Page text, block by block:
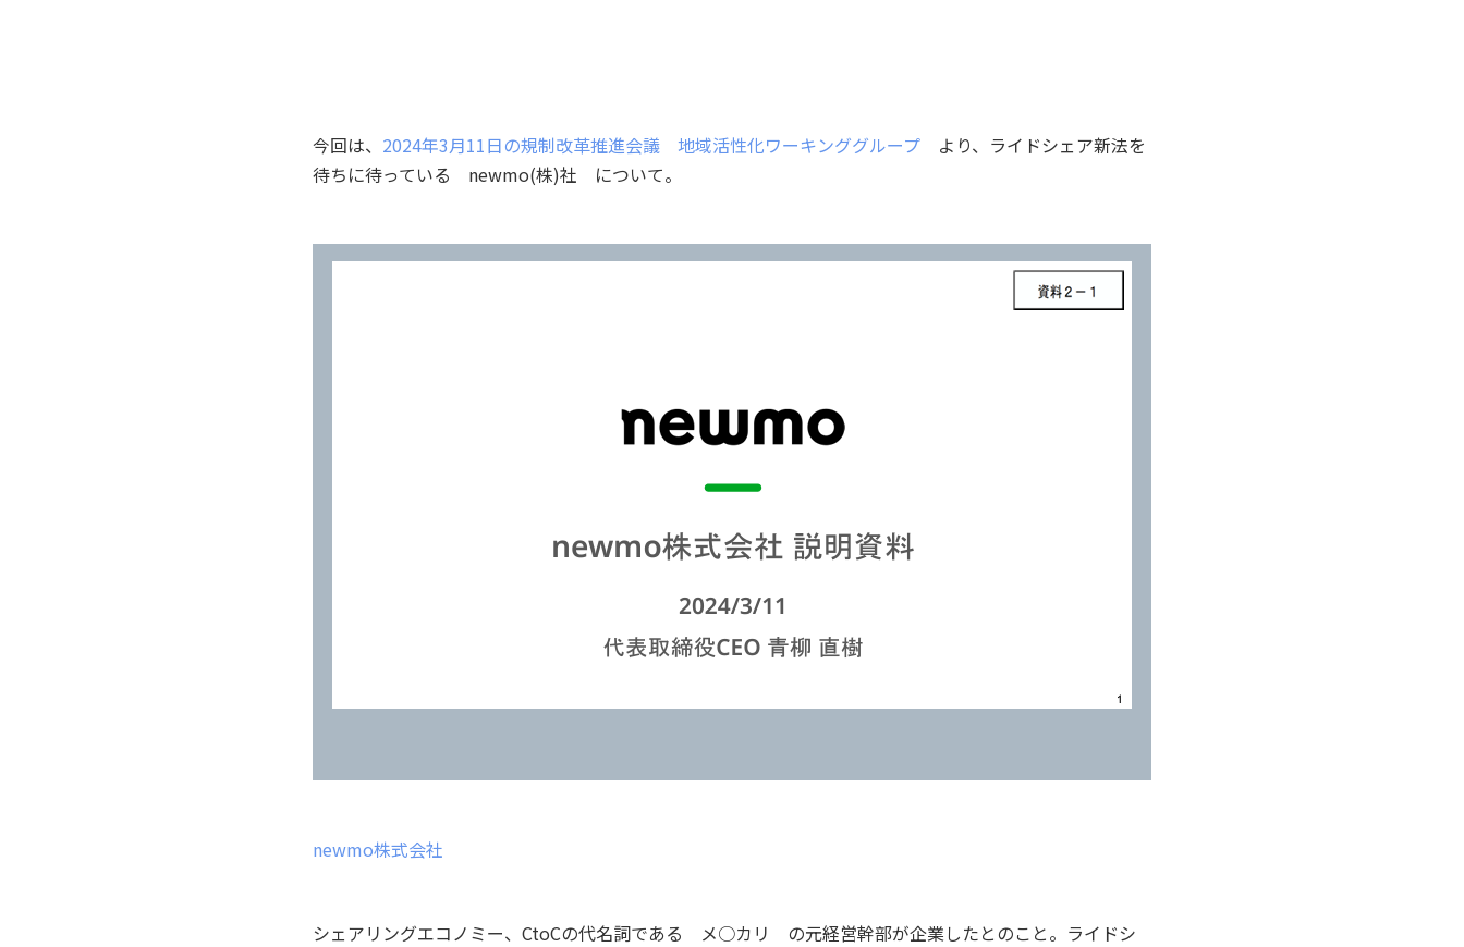
今回は、 2024年3月11日の規制改革推進会議 地域活性化ワーキンググループ より、ライドシェア新法を
待ちに待っている newmo(株)社 について。
newmo株式会社
シェアリングエコノミー、CtoCの代名詞である メ○カリ の元経営幹部が企業したとのこと。ライドシ